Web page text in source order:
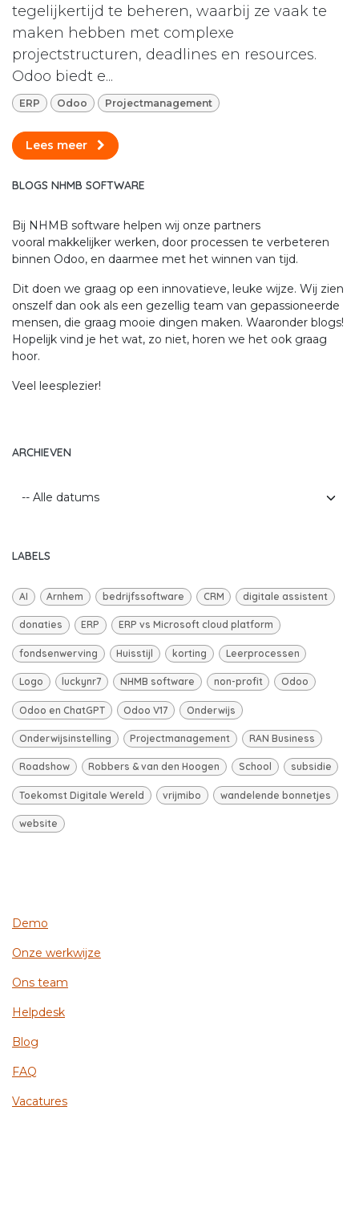
tegelijkertijd te beheren, waarbij ze vaak te
maken hebben met complexe
projectstructuren, deadlines en resources.
Odoo biedt e...
ERP Odoo Projectmanagement
Lees meer
BLOGS NHMB SOFTWARE
Bij NHMB software helpen wij onze partners
vooral makkelijker werken, door processen te verbeteren
binnen Odoo, en daarmee met het winnen van tijd.
Dit doen we graag op een innovatieve, leuke wijze. Wij zien
onszelf dan ook als een gezellig team van gepassioneerde
mensen, die graag mooie dingen maken. Waaronder blogs!
Hopelijk vind je het wat, zo niet, horen we het ook graag
hoor.
Veel leesplezier!
ARCHIEVEN
LABELS
AI Arnhem bedrijfssoftware CRM digitale assistent
donaties ERP ERP vs Microsoft cloud platform
fondsenwerving Huisstijl korting Leerprocessen
Logo luckynr7 NHMB software non-profit Odoo
Odoo en ChatGPT Odoo V17 Onderwijs
Onderwijsinstelling Projectmanagement RAN Business
Roadshow Robbers & van den Hoogen School subsidie
Toekomst Digitale Wereld vrijmibo wandelende bonnetjes
website
Demo
Onze werkwijze
Ons team
Helpdesk
Blog
FAQ
Vacatures